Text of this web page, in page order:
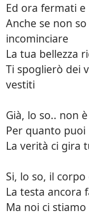
Ed ora fermati
Anche se non
incominciare
La tua bellezza
Ti spoglierò dei
vestiti
Già, lo so.. non
Per quanto
La verità ci gira
Si, lo so, il
La testa ancora
Ma noi ci